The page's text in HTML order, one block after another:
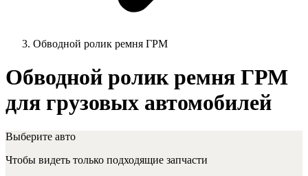
Обводной ролик ремня ГРМ
Обводной ролик ремня ГРМ
для грузовых автомобилей
Выберите авто
Чтобы видеть только подходящие запчасти